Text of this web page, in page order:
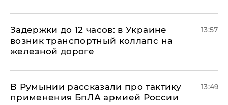
Задержки до 12 часов: в Украине
возник транспортный коллапс на
железной дороге
13:57
В Румынии рассказали про тактику
применения БпЛА армией России
13:49